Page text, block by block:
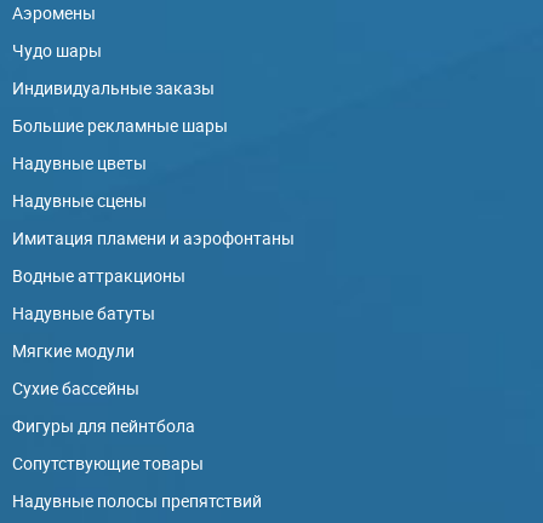
Аэромены
Чудо шары
Индивидуальные заказы
Большие рекламные шары
Надувные цветы
Надувные сцены
Имитация пламени и аэрофонтаны
Водные аттракционы
Надувные батуты
Мягкие модули
Сухие бассейны
Фигуры для пейнтбола
Сопутствующие товары
Надувные полосы препятствий